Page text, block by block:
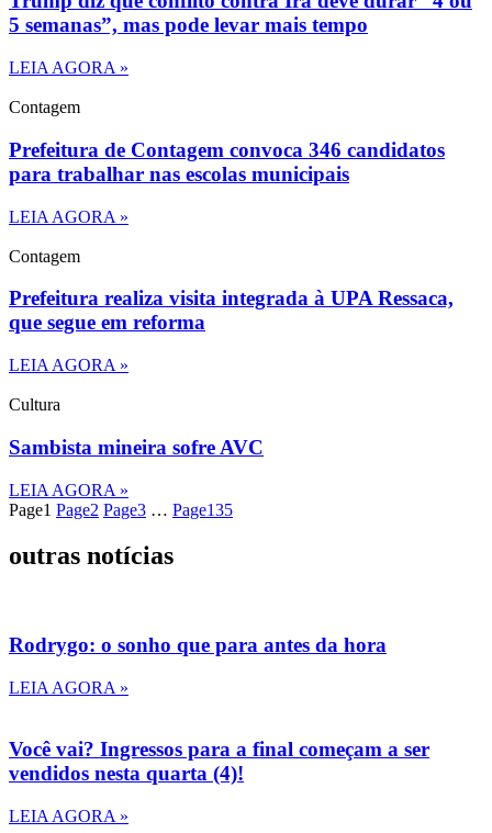
5 semanas”, mas pode levar mais tempo
LEIA AGORA »
Contagem
Prefeitura de Contagem convoca 346 candidatos
para trabalhar nas escolas municipais
LEIA AGORA »
Contagem
Prefeitura realiza visita integrada à UPA Ressaca,
que segue em reforma
LEIA AGORA »
Cultura
Sambista mineira sofre AVC
LEIA AGORA »
Page1 Page2 Page3 … Page135
outras notícias
Rodrygo: o sonho que para antes da hora
LEIA AGORA »
Você vai? Ingressos para a final começam a ser
vendidos nesta quarta (4)!
LEIA AGORA »